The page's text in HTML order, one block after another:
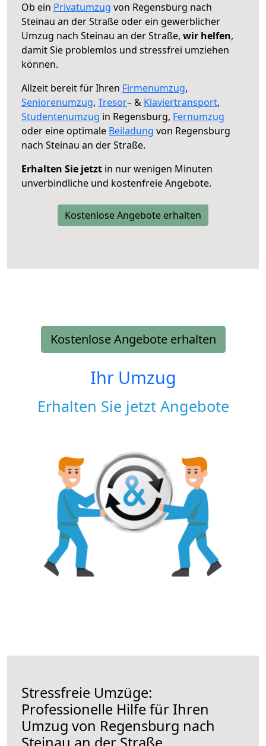
Ob ein Privatumzug von Regensburg nach
Steinau an der Straße oder ein gewerblicher
Umzug nach Steinau an der Straße, wir helfen,
damit Sie problemlos und stressfrei umziehen
können.
Allzeit bereit für Ihren Firmenumzug,
Seniorenumzug, Tresor– & Klaviertransport,
Studentenumzug in Regensburg, Fernumzug
oder eine optimale Beiladung von Regensburg
nach Steinau an der Straße.
Erhalten Sie jetzt in nur wenigen Minuten
unverbindliche und kostenfreie Angebote.
Kostenlose Angebote erhalten
Kostenlose Angebote erhalten
Ihr Umzug
Erhalten Sie jetzt Angebote
Stressfreie Umzüge:
Professionelle Hilfe für Ihren
Umzug von Regensburg nach